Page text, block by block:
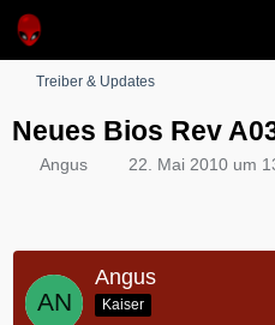
Treiber & Updates
Neues Bios Rev
Angus 22. Mai 2010 um
Angus
Kaiser